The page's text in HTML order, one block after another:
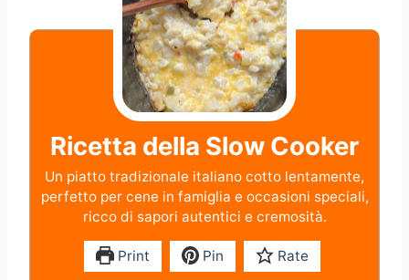
Ricetta della Slow Cooker
Un piatto tradizionale italiano cotto lentamente,
perfetto per cene in famiglia e occasioni speciali,
ricco di sapori autentici e cremosità.
Print Pin Rate